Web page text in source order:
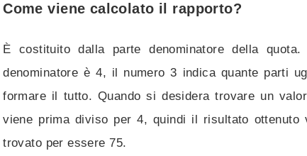
Come viene calcolato il rapporto?
È costituito dalla parte denominatore della
denominatore è 4, il numero 3 indica quante parti
formare il tutto. Quando si desidera trovare un
viene prima diviso per 4, quindi il risultato
trovato per essere 75.